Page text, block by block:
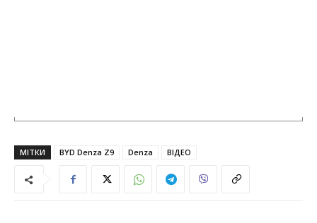
МІТКИ BYD Denza Z9 Denza ВІДЕО